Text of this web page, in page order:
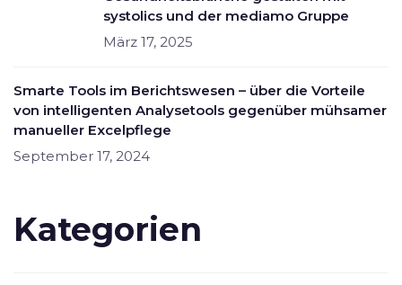
systolics und der mediamo Gruppe
März 17, 2025
Smarte Tools im Berichtswesen – über die Vorteile
von intelligenten Analysetools gegenüber mühsamer
manueller Excelpflege
September 17, 2024
Kategorien